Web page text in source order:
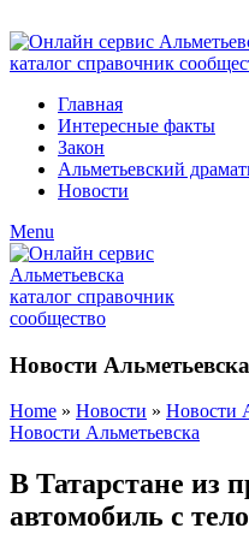
Главная
Интересные факты
Закон
Альметьевский
Новости
Menu
Новости Альметьевска
Home » Новости » Новости
Новости Альметьевска
В Татарстане из
автомобиль с